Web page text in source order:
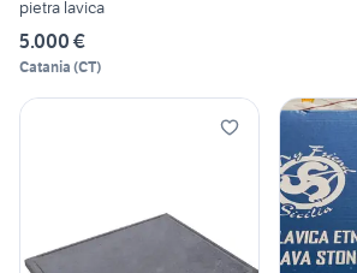
pietra lavica
5.000 €
Catania (CT)